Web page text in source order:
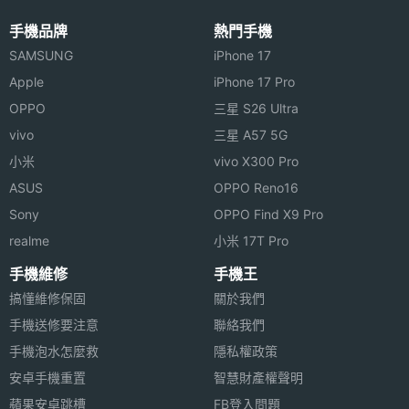
※本文為 SOGI 手機王版權所有，未經授權不得轉載使用※
主相機
畫素
主相機
件
主相機
光圈F
主相機
手機品牌
SAMSUNG
Apple
OPPO
vivo
小米
ASUS
Sony
realme
熱門手機
iPhone 17
iPhone 17 Pro
三星 S26 Ultra
三星 A57 5G
vivo X300 Pro
OPPO Reno16
OPPO Find X9 Pro
小米 17T Pro
手機維修
搞懂維修保固
手機送修要注意
手機泡水怎麼救
安卓手機重置
蘋果安卓跳槽
手機王
關於我們
聯絡我們
隱私權政策
智慧財產權聲明
FB登入問題